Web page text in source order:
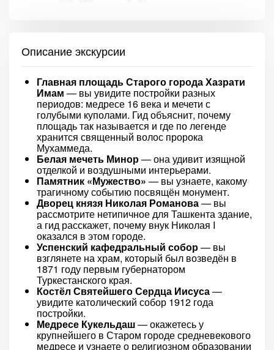
Описание экскурсии
Главная площадь Старого города Хазрати
Имам — вы увидите постройки разных
периодов: медресе 16 века и мечети с
голубыми куполами. Гид объяснит, почему
площадь так называется и где по легенде
хранится священный волос пророка
Мухаммеда.
Белая мечеть Минор— она удивит изящной
отделкой и воздушными интерьерами.
Памятник «Мужество» — вы узнаете, какому
трагичному событию посвящён монумент.
Дворец князя Николая Романова— вы
рассмотрите нетипичное для Ташкента здание,
а гид расскажет, почему внук Николая I
оказался в этом городе.
Успенский кафедральный собор— вы
взглянете на храм, который был возведён в
1871 году первым губернатором
Туркестанского края.
Костёл Святейшего Сердца Иисуса—
увидите католический собор 1912 года
постройки.
Медресе Кукельдаш— окажетесь у
крупнейшего в Старом городе средневекового
медресе и узнаете о религиозном образовании